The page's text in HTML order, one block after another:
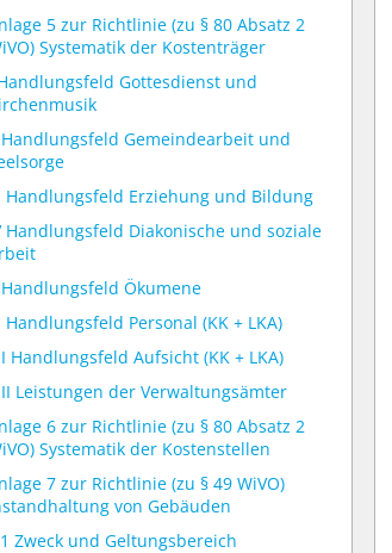
5 zur Richtlinie (zu § 80 Absatz 2
Systematik der Kostenträger
Gottesdienst und
Gemeindearbeit und
Handlungsfeld Erziehung und Bildung
Handlungsfeld Diakonische und soziale
Handlungsfeld Ökumene
Handlungsfeld Personal (KK + LKA)
Handlungsfeld Aufsicht (KK + LKA)
Leistungen der Verwaltungsämter
6 zur Richtlinie (zu § 80 Absatz 2
Systematik der Kostenstellen
7 zur Richtlinie (zu § 49 WiVO)
von Gebäuden
Zweck und Geltungsbereich